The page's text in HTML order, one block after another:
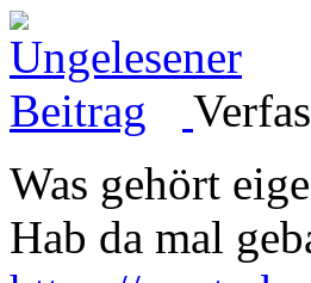
Was gehört
Hab da mal